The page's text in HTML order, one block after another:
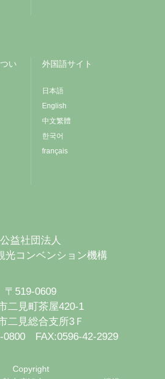
い
外国語サイト
日本語
English
中文繁體
한국어
français
公益社団法人
光コンベンション機構
〒519-0609
二見町茶屋420-1
二見総合支所3Ｆ
0800 FAX:0596-42-2929
Copyright